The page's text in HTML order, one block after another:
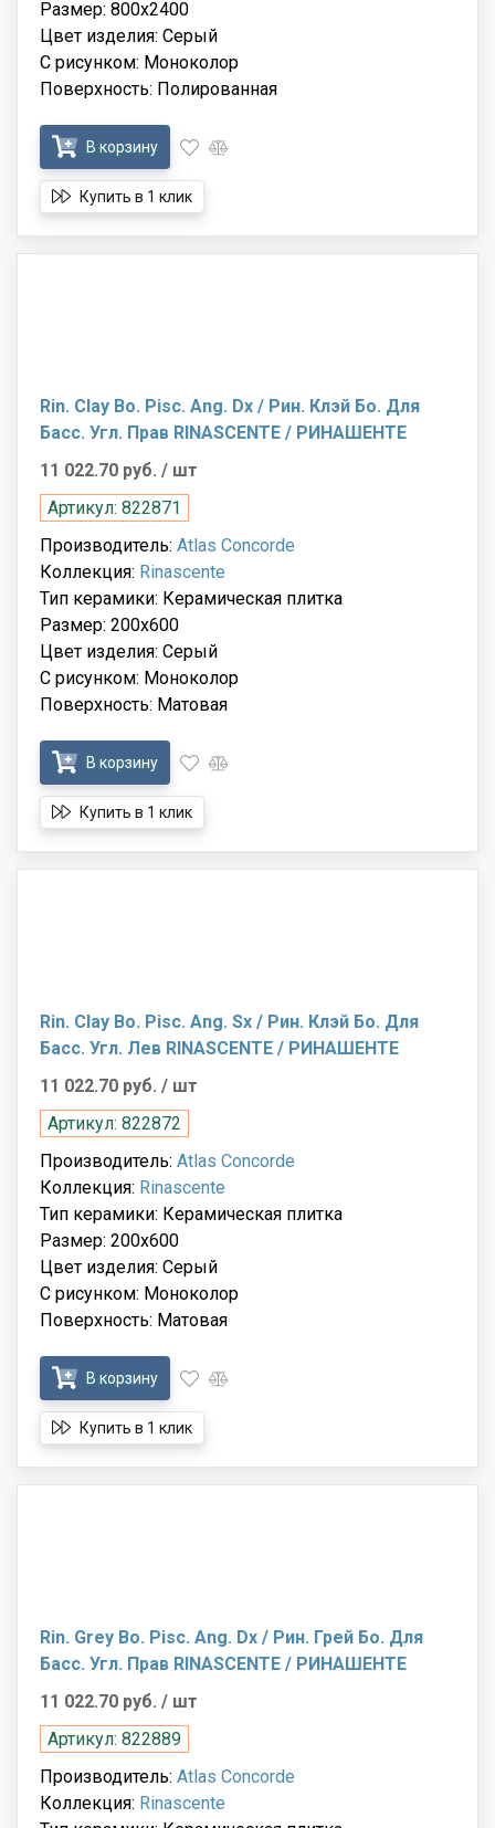
Размер: 800x2400
Цвет изделия: Серый
С рисунком: Моноколор
Поверхность: Полированная
В корзину
Купить в 1 клик
Rin. Clay Bo. Pisc. Ang. Dx / Рин. Клэй Бо. Для
Басс. Угл. Прав RINASCENTE / РИНАШЕНТЕ
11 022.70 руб. / шт
Артикул: 822871
Производитель: Atlas Concorde
Коллекция: Rinascente
Тип керамики: Керамическая плитка
Размер: 200x600
Цвет изделия: Серый
С рисунком: Моноколор
Поверхность: Матовая
В корзину
Купить в 1 клик
Rin. Clay Bo. Pisc. Ang. Sx / Рин. Клэй Бо. Для
Басс. Угл. Лев RINASCENTE / РИНАШЕНТЕ
11 022.70 руб. / шт
Артикул: 822872
Производитель: Atlas Concorde
Коллекция: Rinascente
Тип керамики: Керамическая плитка
Размер: 200x600
Цвет изделия: Серый
С рисунком: Моноколор
Поверхность: Матовая
В корзину
Купить в 1 клик
Rin. Grey Bo. Pisc. Ang. Dx / Рин. Грей Бо. Для
Басс. Угл. Прав RINASCENTE / РИНАШЕНТЕ
11 022.70 руб. / шт
Артикул: 822889
Производитель: Atlas Concorde
Коллекция: Rinascente